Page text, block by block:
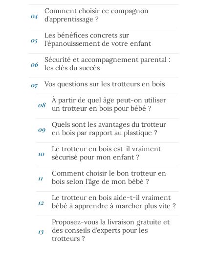
Comment choisir ce compagnon
d’apprentissage ?
Les bénéfices concrets sur
l’épanouissement de votre enfant
Sécurité et accompagnement parental :
les clés du succès
Vos questions sur les trotteurs en bois
À partir de quel âge peut-on utiliser
un trotteur en bois pour bébé ?
Quels sont les avantages du trotteur
en bois par rapport au plastique ?
Le trotteur en bois est-il vraiment
sécurisé pour mon enfant ?
Comment choisir le bon trotteur en
bois selon l’âge de mon bébé ?
Le trotteur en bois aide-t-il vraiment
bébé à apprendre à marcher plus vite ?
Proposez-vous la livraison gratuite et
des conseils d’experts pour les
trotteurs ?